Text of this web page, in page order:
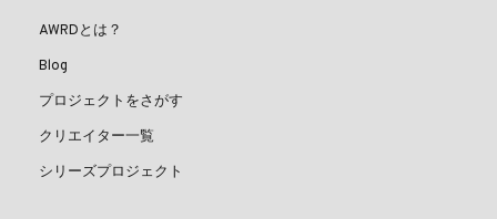
AWRDとは？
Blog
プロジェクトをさがす
クリエイター一覧
シリーズプロジェクト